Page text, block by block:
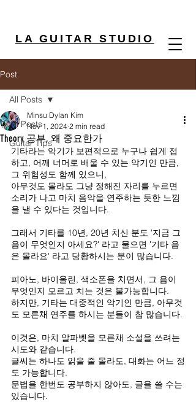
LA GUITAR STUDIO
Post
All Posts
Guitar Tips
All Posts
Theory 공부, 왜 중요한가
Minsu Dylan Kim
Nov 1, 2024 2 min read
기타라는 악기가 보편적으로 누구나 쉽게 접
하고, 어깨 너머로 배울 수 있는 악기인 만큼,
그 위험성도 함께 있으니,
아무것도 몰라도 그냥 정해진 자리를 누르면
소리가 나고 마치 음악을 연주하는 듯한 느낌
을 낼 수 있다는 것입니다.
그래서 기타를 10년, 20년 치신 분도 '지금 그
음이 무엇인지 아세요?' 라고 물으면 '기타 음
은 몰라요' 라고 당황하시는 분이 많습니다.
피아노, 바이올린, 색소폰을 치면서, 그 음이
무엇인지 모르고 치는 것은 불가능합니다.
하지만, 기타는 대중적인 악기인 만큼, 아무것
도 모른채 연주를 하시는 분들이 참 많습니다.
이것은, 마치 알파벳을 모른채 소설을 쓰려는
시도와 같습니다.
글씨는 하나도 읽을 줄 몰라도, 대화는 어느 정
도 가능합니다.
문법을 한번도 공부하지 않아도, 글을 쓸 수는
있습니다.